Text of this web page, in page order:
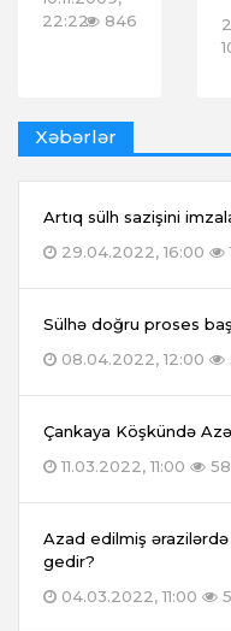
22:22
846
Xəbərlər
Artıq sülh sazişini
29.04.2022, 16:00
Sülhə doğru proses
08.04.2022, 12:00
Çankaya Köşkündə
11.03.2022, 11:00
Azad edilmiş
gedir?
04.03.2022, 11:00